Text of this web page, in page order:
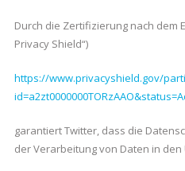
Durch die Zertifizierung nach dem
Privacy Shield“)
https://www.privacyshield.gov/
garantiert Twitter, dass die
der Verarbeitung von Daten in